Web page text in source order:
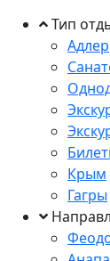
Тип
Адлер
Крым
Гагры